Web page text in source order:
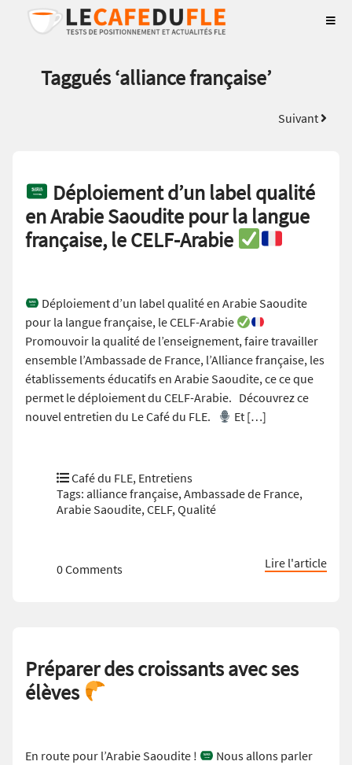
Taggués ‘alliance française’
Suivant
Déploiement d’un label qualité
en Arabie Saoudite pour la langue
française, le CELF-Arabie
Déploiement d’un label qualité en Arabie Saoudite
pour la langue française, le CELF-Arabie
Promouvoir la qualité de l’enseignement, faire travailler
ensemble l’Ambassade de France, l’Alliance française, les
établissements éducatifs en Arabie Saoudite, ce ce que
permet le déploiement du CELF-Arabie. Découvrez ce
nouvel entretien du Le Café du FLE.
Et […]
Café du FLE, Entretiens
Tags: alliance française,Ambassade de France,
Arabie Saoudite,CELF,Qualité
0 Comments Lire l'article
Préparer des croissants avec ses
élèves
En route pour l’Arabie Saoudite !
Nous allons parler